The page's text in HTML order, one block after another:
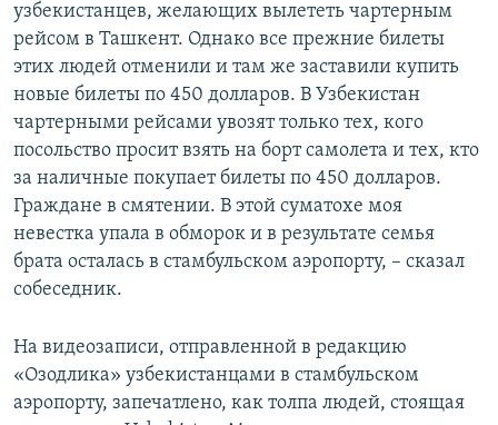
узбекистанцев, желающих вылететь чартерным
рейсом в Ташкент. Однако все прежние билеты
этих людей отменили и там же заставили купить
новые билеты по 450 долларов. В Узбекистан
чартерными рейсами увозят только тех, кого
посольство просит взять на борт самолета и тех, кто
за наличные покупает билеты по 450 долларов.
Граждане в смятении. В этой суматохе моя
невестка упала в обморок и в результате семья
брата осталась в стамбульском аэропорту, – сказал
собеседник.
На видеозаписи, отправленной в редакцию
«Озодлика» узбекистанцами в стамбульском
аэропорту, запечатлено, как толпа людей, стоящая